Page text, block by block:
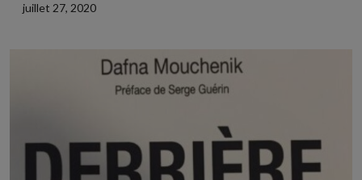
juillet 27, 2020